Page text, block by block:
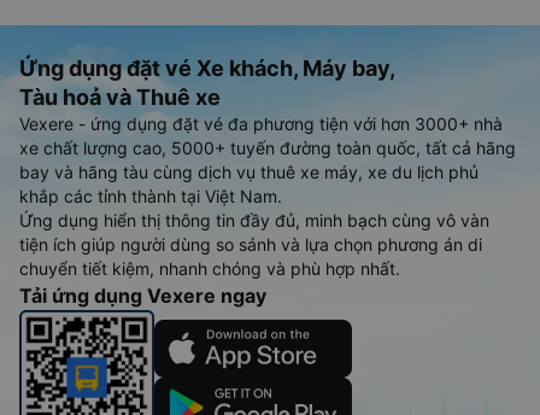
Ứng dụng đặt vé Xe khách, Máy bay,
Tàu hoả và Thuê xe
Vexere - ứng dụng đặt vé đa phương tiện với hơn 3000+ nhà
xe chất lượng cao, 5000+ tuyến đường toàn quốc, tất cả hãng
bay và hãng tàu cùng dịch vụ thuê xe máy, xe du lịch phủ
khắp các tỉnh thành tại Việt Nam.
Ứng dụng hiển thị thông tin đầy đủ, minh bạch cùng vô vàn
tiện ích giúp người dùng so sánh và lựa chọn phương án di
chuyển tiết kiệm, nhanh chóng và phù hợp nhất.
Tải ứng dụng Vexere ngay